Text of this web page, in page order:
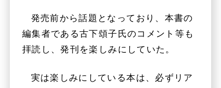
発売前から話題となっており、本書の
編集者である古下頌子氏のコメント等も
拝読し、発刊を楽しみにしていた。
実は楽しみにしている本は、必ずリア